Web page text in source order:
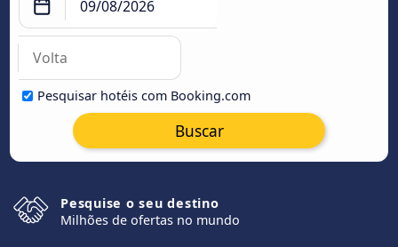
Pesquisar hotéis com Booking.com
Buscar
Pesquise o seu destino
Milhões de ofertas no mundo